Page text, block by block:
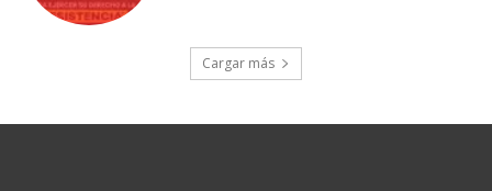
Cargar más